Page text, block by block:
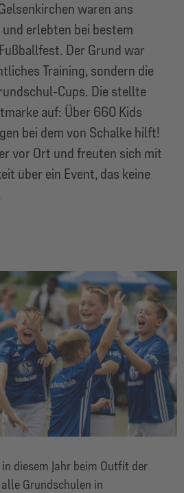
waren ans
erlebten bei bestem
Der Grund war
Training, sondern die
Cups. Die stellte
auf: Über 660 Kids
bei dem von Schalke hilft!
vor Ort und freuten sich mit
über ein Event, das keine
diesem Jahr beim Outfit der
Grundschulen in